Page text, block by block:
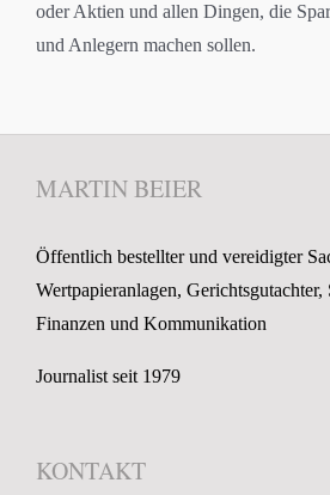
oder Aktien und allen Dingen, die
und Anlegern machen sollen.
MARTIN BEIER
Öffentlich bestellter und vereidigter
Wertpapieranlagen,
Finanzen und Kommunikation
Journalist seit 1979
KONTAKT